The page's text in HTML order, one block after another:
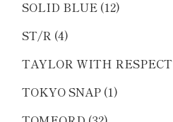
SOLID BLUE (12)
ST/R (4)
TAYLOR WITH RESPECT
TOKYO SNAP (1)